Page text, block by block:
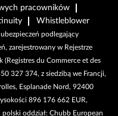
pracowników
Whistleblower
podlegający
zarejestrowany w Rejestrze
(Registres du Commerce et des
327 374, z siedzibą we Francji,
Esplanade Nord, 92400
896 176 662 EUR,
polski oddział: Chubb European